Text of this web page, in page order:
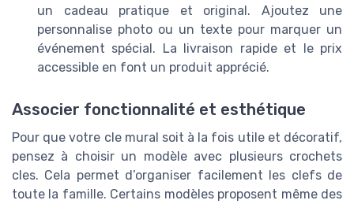
un cadeau pratique et original. Ajoutez une
personnalise photo ou un texte pour marquer un
événement spécial. La livraison rapide et le prix
accessible en font un produit apprécié.
Associer fonctionnalité et esthétique
Pour que votre cle mural soit à la fois utile et décoratif,
pensez à choisir un modèle avec plusieurs crochets
cles. Cela permet d’organiser facilement les clefs de
toute la famille. Certains modèles proposent même des